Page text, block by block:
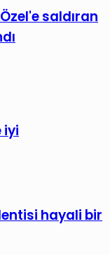
saldıran
iyi
hayali bir